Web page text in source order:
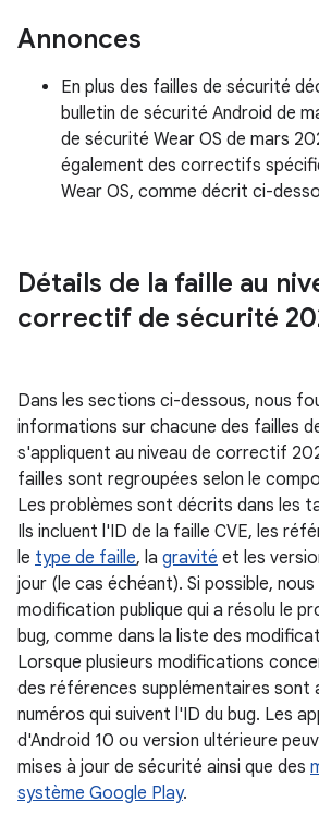
Annonces
En plus des failles de sécurité
bulletin de sécurité Android de
de sécurité Wear OS de mars
également des correctifs
Wear OS, comme décrit ci-
Détails de la faille au
correctif de sécurité
Dans les sections ci-dessous, nous
informations sur chacune des failles
s'appliquent au niveau de correctif
failles sont regroupées selon le
Les problèmes sont décrits dans les
Ils incluent l'ID de la faille CVE, les
le type de faille, la gravité et les
jour (le cas échéant). Si possible,
modification publique qui a résolu le
bug, comme dans la liste des
Lorsque plusieurs modifications
des références supplémentaires sont
numéros qui suivent l'ID du bug. Les
d'Android 10 ou version ultérieure
mises à jour de sécurité ainsi que des
système Google Play.